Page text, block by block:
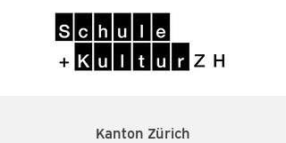
Kanton Zürich